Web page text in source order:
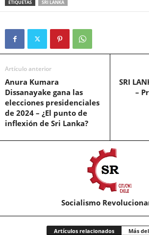
ETIQUETAS SRI LANKA
Artículo anterior
Anura Kumara
Dissanayake gana las
elecciones presidenciales
de 2024 – ¿El punto de
inflexión de Sri Lanka?
SRI
–
Socialismo
Artículos relacionados Más